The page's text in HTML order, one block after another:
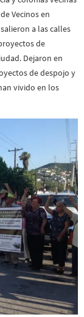
Vecinos en
a las calles
de
Dejaron en
de despojo y
vivido en los